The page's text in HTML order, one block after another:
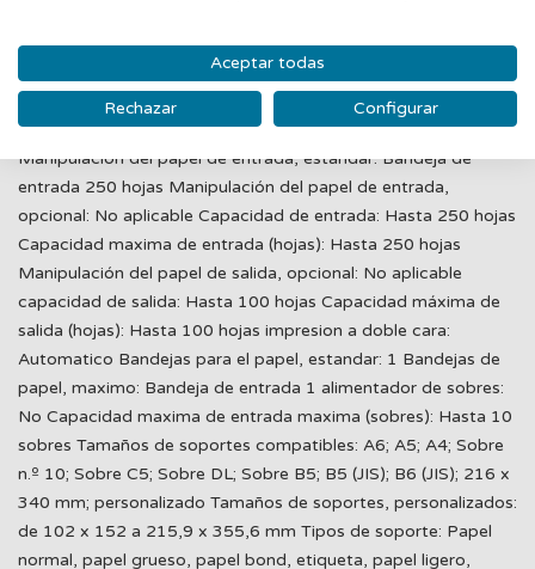
2008 R2 de 64 bits, Windows Server 2008 R2 de 64 bits
(SP1), Windows Server 2012 de 64 bits, Windows Server
2012 R2 de 64 bits, Windows Server 2016 de 64 bits; Linux
Memoria: 64 MB memoria maxima: 64 MB de SDRAM
Manipulación del papel de entrada, estándar: Bandeja de
entrada 250 hojas Manipulación del papel de entrada,
opcional: No aplicable Capacidad de entrada: Hasta 250 hojas
Capacidad maxima de entrada (hojas): Hasta 250 hojas
Manipulación del papel de salida, opcional: No aplicable
capacidad de salida: Hasta 100 hojas Capacidad máxima de
salida (hojas): Hasta 100 hojas impresion a doble cara:
Automatico Bandejas para el papel, estandar: 1 Bandejas de
papel, maximo: Bandeja de entrada 1 alimentador de sobres:
No Capacidad maxima de entrada maxima (sobres): Hasta 10
sobres Tamaños de soportes compatibles: A6; A5; A4; Sobre
n.º 10; Sobre C5; Sobre DL; Sobre B5; B5 (JIS); B6 (JIS); 216 x
340 mm; personalizado Tamaños de soportes, personalizados:
de 102 x 152 a 215,9 x 355,6 mm Tipos de soporte: Papel
normal, papel grueso, papel bond, etiqueta, papel ligero,
Aceptar todas
Rechazar Configurar